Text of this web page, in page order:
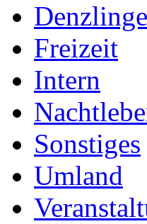
Freizeit
Intern
Sonstiges
Umland